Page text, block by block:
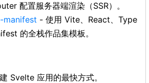
配置服务器端渲染（SSR）。
- 使用 Vite、React、Type
的全栈作品集模板。
Svelte 应用的最快方式。